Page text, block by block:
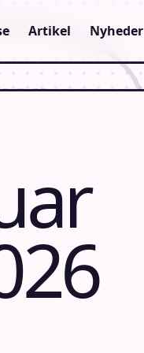
Artikel Nyheder